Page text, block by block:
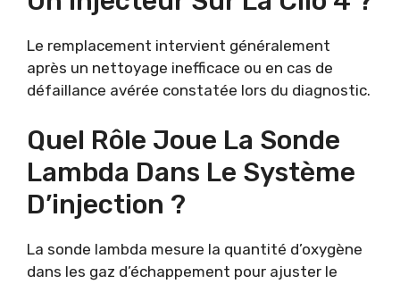
Le remplacement intervient généralement
après un nettoyage inefficace ou en cas de
défaillance avérée constatée lors du diagnostic.
Quel Rôle Joue La Sonde
Lambda Dans Le Système
D’injection ?
La sonde lambda mesure la quantité d’oxygène
dans les gaz d’échappement pour ajuster le